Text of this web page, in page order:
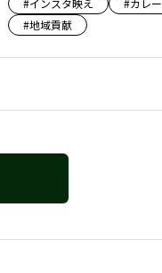
#インスタ映え #カレー
#地域貢献